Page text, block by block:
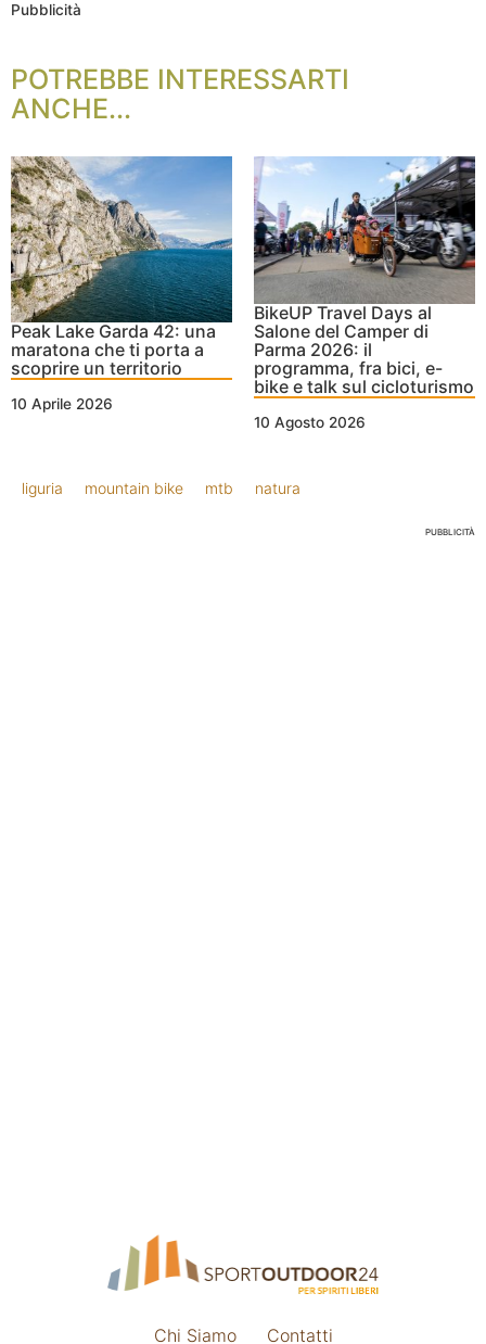
Pubblicità
POTREBBE INTERESSARTI
ANCHE...
Peak Lake Garda 42: una
maratona che ti porta a
scoprire un territorio
10 Aprile 2026
BikeUP Travel Days al
Salone del Camper di
Parma 2026: il
programma, fra bici, e-
bike e talk sul cicloturismo
10 Agosto 2026
liguria mountain bike mtb natura
PUBBLICITÀ
Chi Siamo Contatti